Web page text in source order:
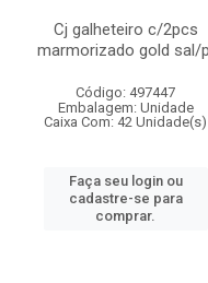
Cj galheteiro c/2pcs
marmorizado gold sal/
Código: 497447
Embalagem: Unidade
Caixa Com: 42 Unidade(s)
Faça seu login ou
cadastre-se para
comprar.